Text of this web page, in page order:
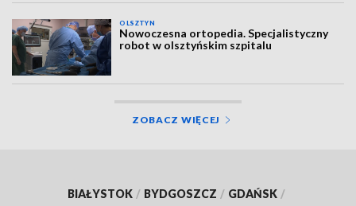
OLSZTYN
Nowoczesna ortopedia. Specjalistyczny
robot w olsztyńskim szpitalu
ZOBACZ WIĘCEJ
BIAŁYSTOK / BYDGOSZCZ / GDAŃSK /